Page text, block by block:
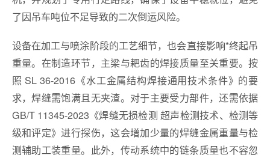
了因吊车吨位不足导致的二次倒运风险。
设备在加工与喷涂阶段的工艺细节，也会直接影响*终起吊
重量。在制造环节，主梁与耙齿的焊接质量至关重要。按
照 SL 36-2016《水工金属结构焊接通用技术条件》的要
求，焊缝需饱满且无夹渣。对于主要受力部件，还需依据
GB/T 11345-2023《焊缝无损检测 超声检测技术、检测等
级和评定》进行探伤，这会增加少量的焊缝金属重量与检
测辅助工装重量。此外，传动系统中的链条质量也不容忽